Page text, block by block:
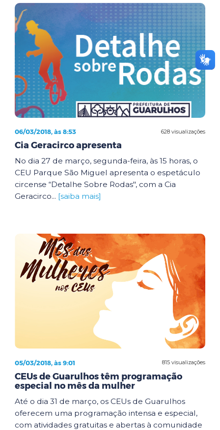
628 visualizações
06/03/2018, às 8:53
Cia Geracirco apresenta
No dia 27 de março, segunda-feira, às 15 horas, o
CEU Parque São Miguel apresenta o espetáculo
circense “Detalhe Sobre Rodas", com a Cia
Geracirco... [saiba mais]
815 visualizações
05/03/2018, às 9:01
CEUs de Guarulhos têm programação
especial no mês da mulher
Até o dia 31 de março, os CEUs de Guarulhos
oferecem uma programação intensa e especial,
com atividades gratuitas e abertas à comunidade